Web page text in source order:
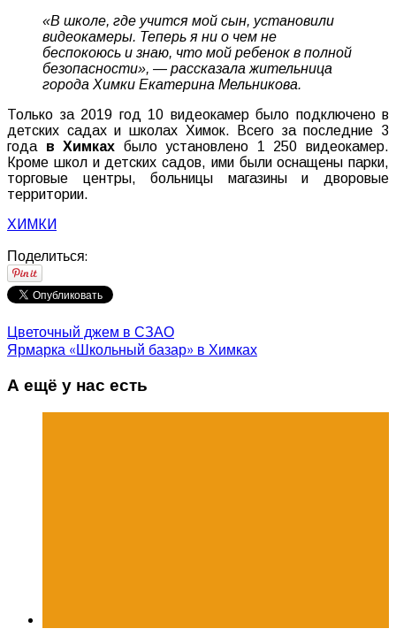
«В школе, где учится мой сын, установили
видеокамеры. Теперь я ни о чем не
беспокоюсь и знаю, что мой ребенок в полной
безопасности», — рассказала жительница
города Химки Екатерина Мельникова.
Только за 2019 год 10 видеокамер было подключено в
детских садах и школах Химок. Всего за последние 3
года
в Химках было установлено 1 250 видеокамер.
Кроме школ и детских садов, ими были оснащены парки,
торговые
центры,больницы магазины и
дворовые
территории.
ХИМКИ
Поделиться:
Цветочный джем в СЗАО
Ярмарка «Школьный базар» в Химках
А ещё у нас есть